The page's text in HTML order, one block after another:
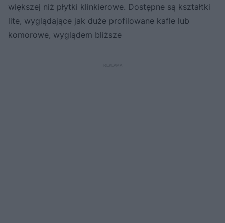
większej niż płytki klinkierowe. Dostępne są kształtki
lite, wyglądające jak duże profilowane kafle lub
komorowe, wyglądem bliższe